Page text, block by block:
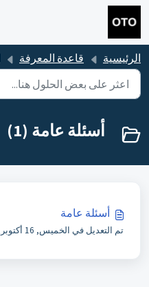
التخطّي إلى المحتوى الرئيسي
الرئيسية قاعدة المعرفة
أسئلة عامة (1)
أسئلة عامة
تم التعديل في الخميس, 16 أكتوبر, 2025 في 10:42 ص